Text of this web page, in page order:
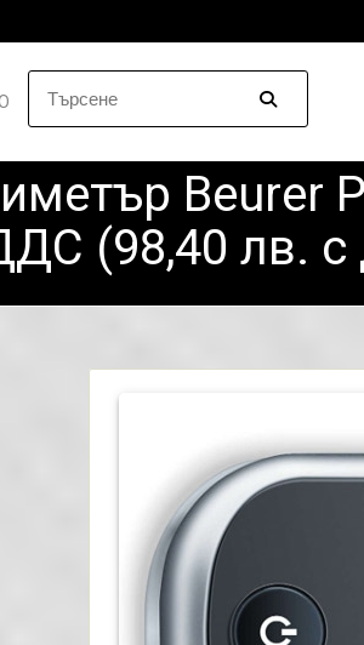
Beurer
(98,40 лв.